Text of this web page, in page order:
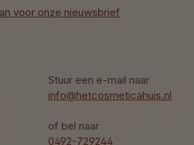
Stuur een e-mail naar
info@hetcosmeticahuis.nl
of bel naar
0492-729244
voor onze nieuwsbrief